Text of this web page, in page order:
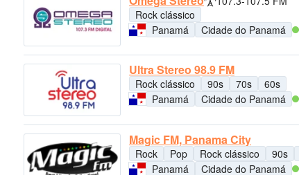
Rock clássico
Panamá
Cidade do Panamá
Ultra Stereo 98.9 FM
Rock clássico 90s 70s
60s
Panamá
Cidade do Panamá
Magic FM, Panama City
Rock Pop Rock clássico 90s
Panamá
Cidade do Panamá